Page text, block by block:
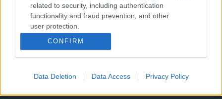
related to security, including authentication
functionality and fraud prevention, and other
user protection.
CONFIRM
Data Deletion Data Access Privacy Policy
Több mint 40 helyszínen dolgozik
fennakadás nélkül a Híd-csoport